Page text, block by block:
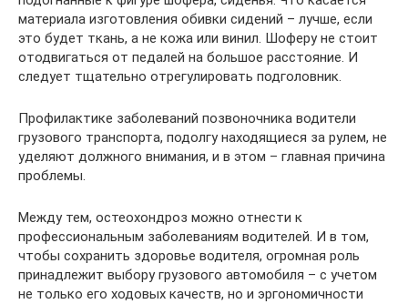
материала изготовления обивки сидений – лучше, если
это будет ткань, а не кожа или винил. Шоферу не стоит
отодвигаться от педалей на большое расстояние. И
следует тщательно отрегулировать подголовник.
Профилактике заболеваний позвоночника водители
грузового транспорта, подолгу находящиеся за рулем, не
уделяют должного внимания, и в этом – главная причина
проблемы.
Между тем, остеохондроз можно отнести к
профессиональным заболеваниям водителей. И в том,
чтобы сохранить здоровье водителя, огромная роль
принадлежит выбору грузового автомобиля – с учетом
не только его ходовых качеств, но и эргономичности